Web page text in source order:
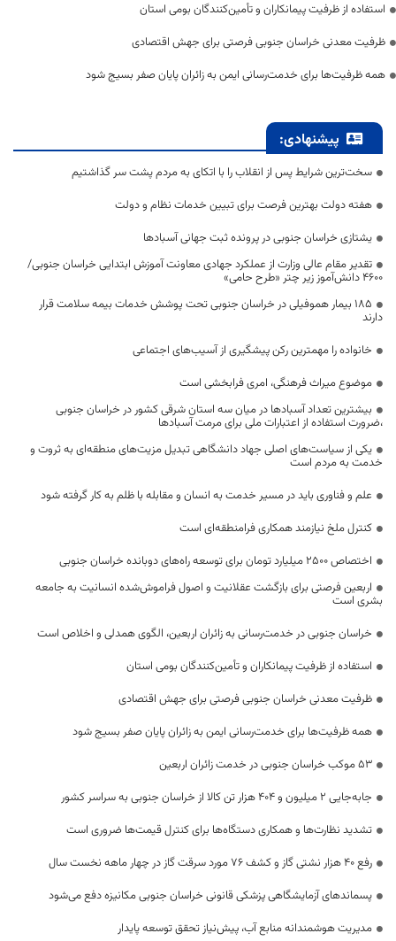
استفاده از ظرفیت پیمانکاران و تأمین‌کنندگان بومی استان
ظرفیت معدنی خراسان جنوبی فرصتی برای جهش اقتصادی
همه ظرفیت‌ها برای خدمت‌رسانی ایمن به زائران پایان صفر بسیج شود
پیشنهادی:
سخت‌ترین شرایط پس از انقلاب را با اتکای به مردم پشت سر گذاشتیم
هفته دولت بهترین فرصت برای تبیین خدمات نظام و دولت
یشتازی خراسان جنوبی در پرونده ثبت جهانی آسبادها
تقدیر مقام عالی وزارت از عملکرد جهادی معاونت آموزش ابتدایی خراسان جنوبی/
۴۶۰۰ دانش‌آموز زیر چتر «طرح حامی»
۱۸۵ بیمار هموفیلی در خراسان جنوبی تحت پوشش خدمات بیمه سلامت قرار
دارند
خانواده را مهمترین رکن پیشگیری از آسیب‌های اجتماعی
موضوع میراث فرهنگی، امری فرابخشی است
بیشترین تعداد آسبادها در میان سه استان شرقی کشور در خراسان جنوبی
،ضرورت استفاده از اعتبارات ملی برای مرمت آسبادها
یکی از سیاست‌های اصلی جهاد دانشگاهی تبدیل مزیت‌های منطقه‌ای به ثروت و
خدمت به مردم است
علم و فناوری باید در مسیر خدمت به انسان و مقابله با ظلم به کار گرفته شود
کنترل ملخ نیازمند همکاری فرامنطقه‌ای است
اختصاص 2500 میلیارد تومان برای توسعه راه‌های دوبانده خراسان جنوبی
اربعین فرصتی برای بازگشت عقلانیت و اصول فراموش‌شده انسانیت به جامعه
بشری است
خراسان جنوبی در خدمت‌رسانی به زائران اربعین، الگوی همدلی و اخلاص است
استفاده از ظرفیت پیمانکاران و تأمین‌کنندگان بومی استان
ظرفیت معدنی خراسان جنوبی فرصتی برای جهش اقتصادی
همه ظرفیت‌ها برای خدمت‌رسانی ایمن به زائران پایان صفر بسیج شود
53 موکب خراسان جنوبی در خدمت زائران اربعین
جابه‌جایی 2 میلیون و 404 هزار تن کالا از خراسان جنوبی به سراسر کشور
تشدید نظارت‌ها و همکاری دستگاه‌ها برای کنترل قیمت‌ها ضروری است
رفع 40 هزار نشتی گاز و کشف 76 مورد سرقت گاز در چهار ماهه نخست سال
پسماندهای آزمایشگاهی پزشکی قانونی خراسان جنوبی مکانیزه دفع می‌شود
مدیریت هوشمندانه منابع آب، پیش‌نیاز تحقق توسعه پایدار